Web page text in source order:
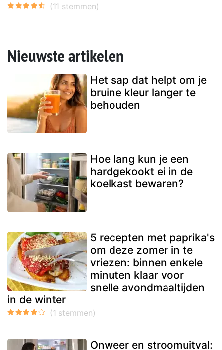
Nieuwste artikelen
Het sap dat helpt om je
bruine kleur langer te
behouden
Hoe lang kun je een
hardgekookt ei in de
koelkast bewaren?
5 recepten met paprika's
om deze zomer in te
vriezen: binnen enkele
minuten klaar voor
snelle avondmaaltijden
in de winter
Onweer en stroomuitval: